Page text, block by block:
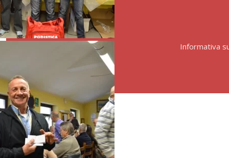
Informativa